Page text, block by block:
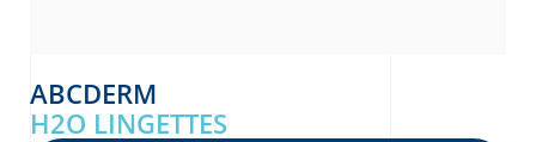
ABCDERM
H2O LINGETTES